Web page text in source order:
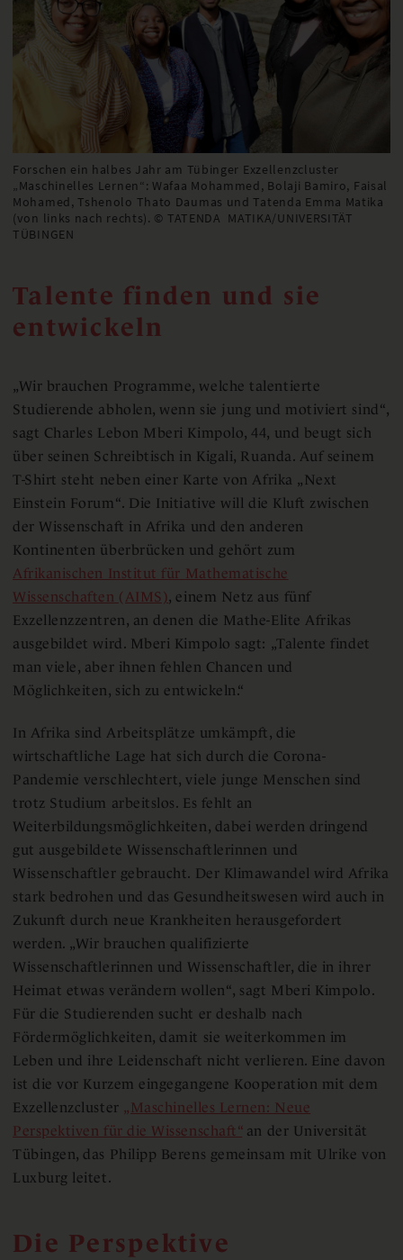
Forschen ein halbes Jahr am Tübinger Exzellenzcluster
„Maschinelles Lernen“: Wafaa Mohammed, Bolaji Bamiro, Faisal
Mohamed, Tshenolo Thato Daumas und Tatenda Emma Matika
(von links nach rechts). © TATENDA MATIKA/UNIVERSITÄT
TÜBINGEN
Talente finden und sie
entwickeln
„Wir brauchen Programme, welche talentierte
Studierende abholen, wenn sie jung und motiviert sind“,
sagt Charles Lebon Mberi Kimpolo, 44, und beugt sich
über seinen Schreibtisch in Kigali, Ruanda. Auf seinem
T-Shirt steht neben einer Karte von Afrika „Next
Einstein Forum“. Die Initiative will die Kluft zwischen
der Wissenschaft in Afrika und den anderen
Kontinenten überbrücken und gehört zum
Afrikanischen Institut für Mathematische
Wissenschaften (AIMS), einem Netz aus fünf
Exzellenzzentren, an denen die Mathe-Elite Afrikas
ausgebildet wird. Mberi Kimpolo sagt: „Talente findet
man viele, aber ihnen fehlen Chancen und
Möglichkeiten, sich zu entwickeln.“
In Afrika sind Arbeitsplätze umkämpft, die
wirtschaftliche Lage hat sich durch die Corona-
Pandemie verschlechtert, viele junge Menschen sind
trotz Studium arbeitslos. Es fehlt an
Weiterbildungsmöglichkeiten, dabei werden dringend
gut ausgebildete Wissenschaftlerinnen und
Wissenschaftler gebraucht. Der Klimawandel wird Afrika
stark bedrohen und das Gesundheitswesen wird auch in
Zukunft durch neue Krankheiten herausgefordert
werden. „Wir brauchen qualifizierte
Wissenschaftlerinnen und Wissenschaftler, die in ihrer
Heimat etwas verändern wollen“, sagt Mberi Kimpolo.
Für die Studierenden sucht er deshalb nach
Fördermöglichkeiten, damit sie weiterkommen im
Leben und ihre Leidenschaft nicht verlieren. Eine davon
ist die vor Kurzem eingegangene Kooperation mit dem
Exzellenzcluster „Maschinelles Lernen: Neue
Perspektiven für die Wissenschaft“an der Universität
Tübingen, das Philipp Berens gemeinsam mit Ulrike von
Luxburg leitet.
Die Perspektive